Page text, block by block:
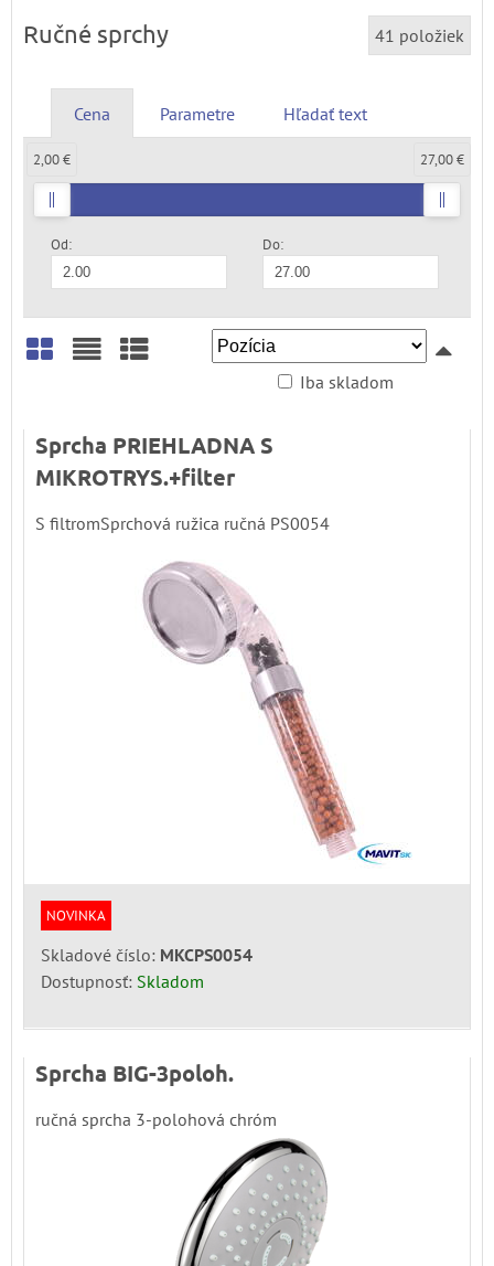
Ručné sprchy 41 položiek
Cena Parametre Hľadať text
Od: Do:
2,00 € 27,00 €
Iba skladom
Sprcha PRIEHLADNA S
MIKROTRYS.+filter
S filtromSprchová ružica ručná PS0054
NOVINKA
Skladové číslo: MKCPS0054
Dostupnosť: Skladom
Sprcha BIG-3poloh.
ručná sprcha 3-polohová chróm